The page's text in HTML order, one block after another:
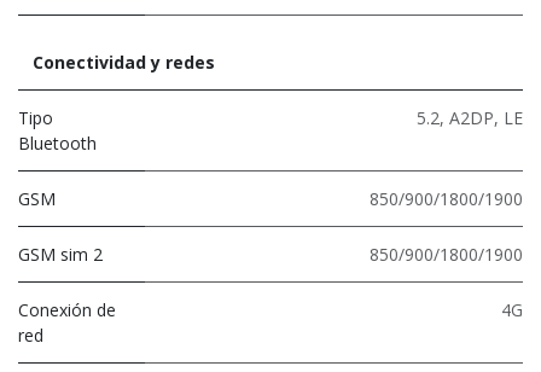
Conectividad y redes
Tipo
Bluetooth
5.2, A2DP, LE
GSM 850/900/1800/1900
GSM sim 2 850/900/1800/1900
Conexión de
red
4G